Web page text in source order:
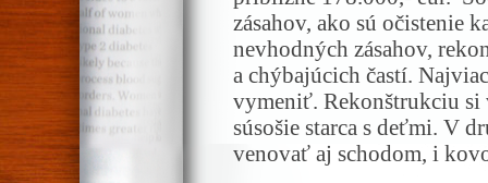
zásahov, ako sú očistenie
nevhodných zásahov,
a chýbajúcich častí.
vymeniť. Rekonštrukciu si
súsošie starca s deťmi. V
venovať aj schodom, i